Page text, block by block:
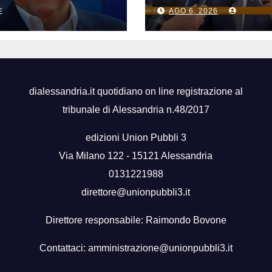
“Mantenuto
impegni presi”
AGO 6, 2026
dialessandria.it quotidiano on line registrazione al
tribunale di Alessandria n.48/2017
edizioni Union Pubbli 3
Via Milano 122 - 15121 Alessandria
0131221988
direttore@unionpubbli3.it
Direttore responsabile: Raimondo Bovone
Contattaci: amministrazione@unionpubbli3.it